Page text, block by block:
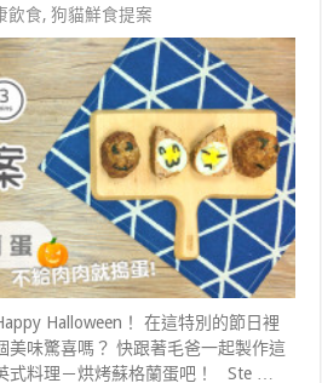
飲食,狗貓鮮食提案
Halloween！ 在這特別的節日裡
美味驚喜嗎？ 快跟著毛爸一起製作這
式料理－烘烤蘇格蘭蛋吧！ Ste …